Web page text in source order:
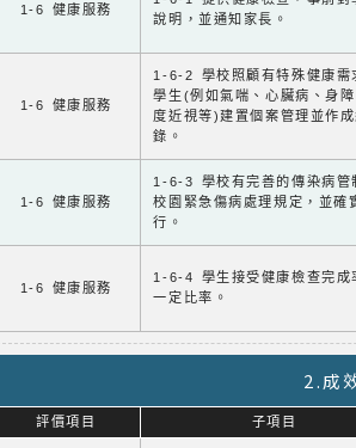
1-6 健康服務
說明，並通知家長。
1-6 健康服務
1-6-2 學校照顧有特殊健康需
學生(例如氣喘、心臟病、身
度近視等)建置個案管理並作
錄。
1-6 健康服務
1-6-3 學校有完善的傳染病管
校園緊急傷病處理規定，並確
行。
1-6 健康服務
1-6-4 學生接受健康檢查完成
一定比率。
2.成
評價項目 子項目